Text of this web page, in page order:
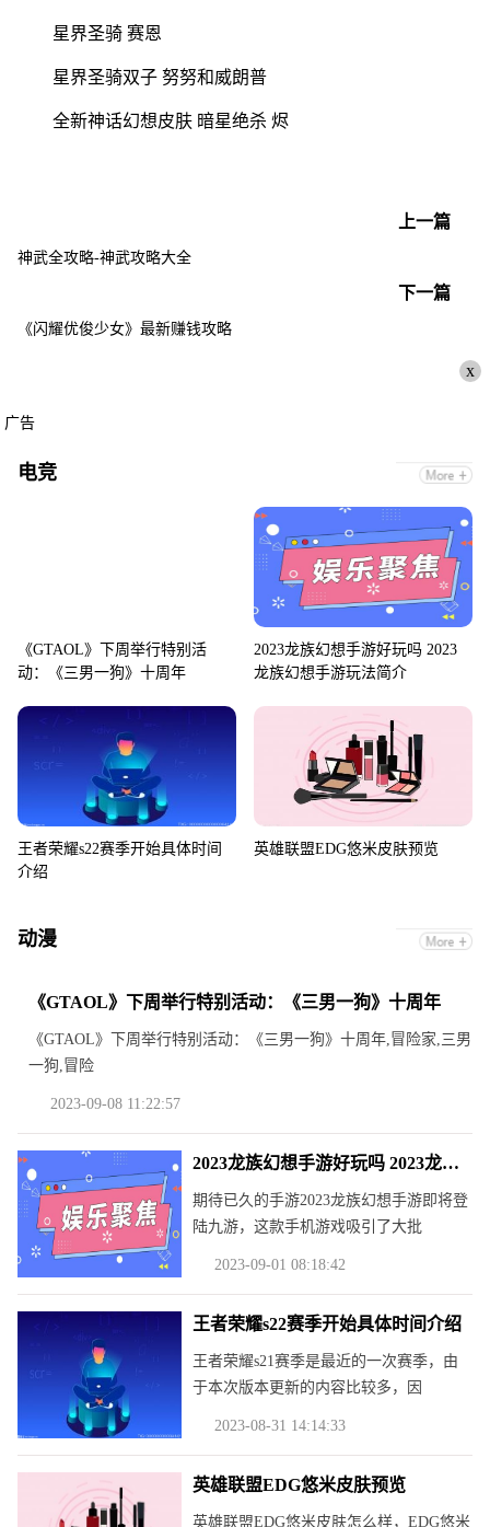
星界圣骑 赛恩
星界圣骑双子 努努和威朗普
全新神话幻想皮肤 暗星绝杀 烬
上一篇
神武全攻略-神武攻略大全
下一篇
《闪耀优俊少女》最新赚钱攻略
x
广告
电竞
《GTAOL》下周举行特别活
动：《三男一狗》十周年
2023龙族幻想手游好玩吗 2023
龙族幻想手游玩法简介
王者荣耀s22赛季开始具体时间
介绍
英雄联盟EDG悠米皮肤预览
动漫
《GTAOL》下周举行特别活动：《三男一狗》十周年
《GTAOL》下周举行特别活动：《三男一狗》十周年,冒险家,三男
一狗,冒险
2023-09-08 11:22:57
2023龙族幻想手游好玩吗 2023龙族幻想手游玩法简介
期待已久的手游2023龙族幻想手游即将登
陆九游，这款手机游戏吸引了大批
2023-09-01 08:18:42
王者荣耀s22赛季开始具体时间介绍
王者荣耀s21赛季是最近的一次赛季，由
于本次版本更新的内容比较多，因
2023-08-31 14:14:33
英雄联盟EDG悠米皮肤预览
英雄联盟EDG悠米皮肤怎么样，EDG悠米